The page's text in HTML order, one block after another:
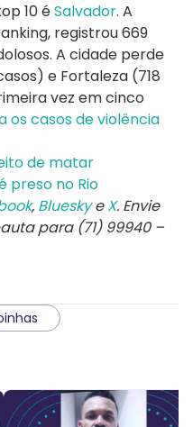
10 éSalvador. A
registrou 669
A cidade perde
e Fortaleza (718
vez em cinco
os casos de violência
de matar
preso no Rio
, BlueskyeX. Envie
para (71) 99940 –